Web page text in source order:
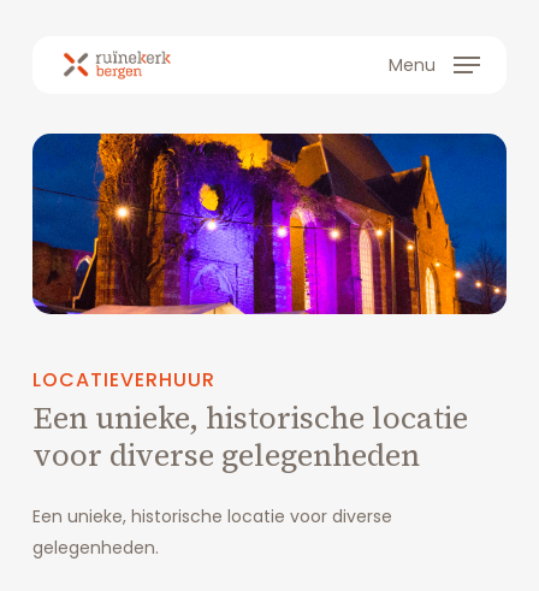
Menu
LOCATIEVERHUUR
Een unieke, historische locatie
voor diverse gelegenheden
Een unieke, historische locatie voor diverse
gelegenheden.